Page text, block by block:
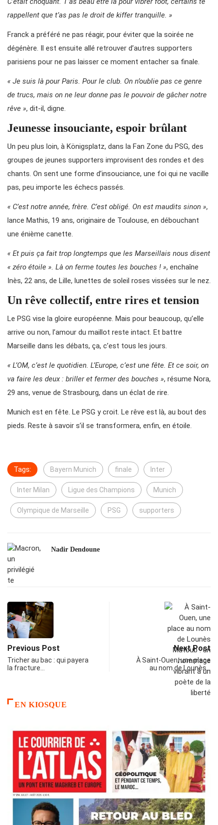
rappellent que t’as pas le droit de kiffer tranquille. »
Franck a préféré ne pas réagir, pour éviter que la soirée ne
dégénère. Il est ensuite allé retrouver d’autres supporters
parisiens pour ne pas laisser ce moment entacher sa finale.
« Je suis là pour Paris. Pour le club. On n’oublie pas ce genre
de trucs, mais on ne leur donne pas le pouvoir de gâcher notre
rêve », dit-il, digne.
Jeunesse insouciante, espoir brûlant
Un peu plus loin, à Königsplatz, dans la Fan Zone du PSG, des
groupes de jeunes supporters improvisent des rondes et des
chants. On sent une forme d’insouciance, une foi qui ne vacille
pas, peu importe les échecs passés.
« C’est notre année, frère. C’est obligé. On est maudits sinon »,
lance Mathis, 19 ans, originaire de Toulouse, en débouchant
une énième canette.
« Et puis ça fait trop longtemps que les Marseillais nous disent
« zéro étoile ». Là on ferme toutes les bouches ! », enchaîne
Inès, 22 ans, de Lille, lunettes de soleil roses vissées sur le nez.
Un rêve collectif, entre rires et tension
Le PSG vise la gloire européenne. Mais pour beaucoup, qu’elle
arrive ou non, l’amour du maillot reste intact. Et battre
Marseille dans les débats, ça, c’est tous les jours.
« L’OM, c’est le quotidien. L’Europe, c’est une fête. Et ce soir, on
va faire les deux : briller et fermer des bouches », résume Nora,
29 ans, venue de Strasbourg, dans un éclat de rire.
Munich est en fête. Le PSG y croit. Le rêve est là, au bout des
pieds. Reste à savoir s’il se transformera, enfin, en étoile.
Tags: Bayern Munich finale Inter
Inter Milan Ligue des Champions Munich
Olympique de Marseille PSG supporters
Nadir Dendoune
Previous Post
Tricher au bac : qui payera
la fracture…
Next Post
À Saint-Ouen, une place
au nom de Lounès…
EN KIOSQUE